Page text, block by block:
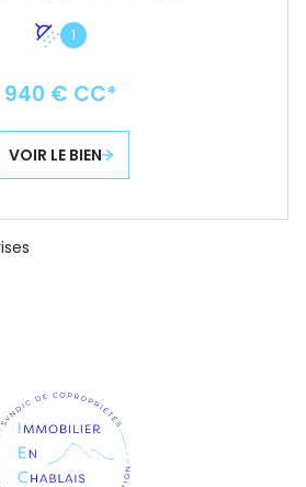
1
940 € CC*
VOIR LE BIEN